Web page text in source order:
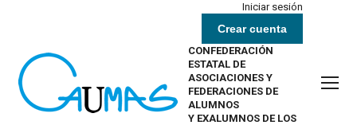
Iniciar sesión
Crear cuenta
CONFEDERACIÓN
ESTATAL DE
ASOCIACIONES Y
FEDERACIONES DE
ALUMNOS
Y EXALUMNOS DE LOS